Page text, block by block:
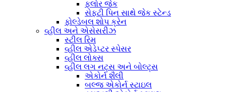
ફ્લોર જેક
સેફ્ટી પિન સાથે જેક સ્ટેન્ડ
ફોલ્ડેબલ શોપ ક્રેન
વ્હીલ અને એસેસરીઝ
સ્ટીલ રિમ
વ્હીલ એડેપ્ટર સ્પેસર
વ્હીલ લોક્સ
વ્હીલ લગ નટ્સ અને બોલ્ટ્સ
એકોર્ન શૈલી
બલ્જ એકોર્ન સ્ટાઇલ